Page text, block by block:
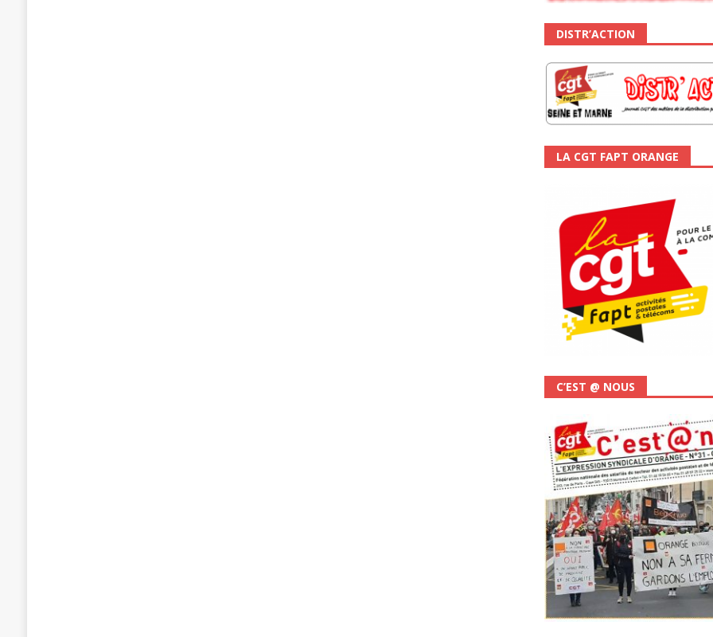
DISTR’ACTION
LA CGT FAPT ORANGE
C’EST @ NOUS